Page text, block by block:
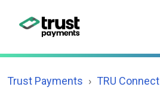
Trust Payments TRU Connect